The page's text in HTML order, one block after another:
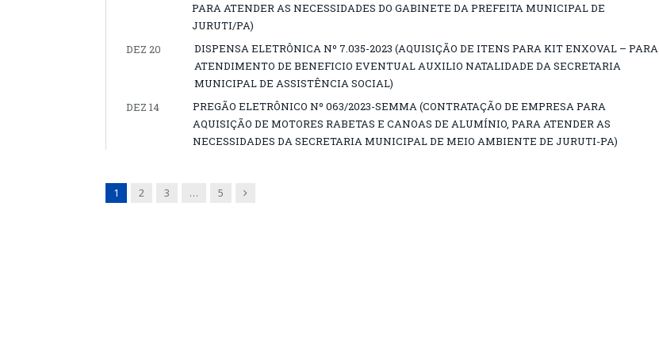
PARA ATENDER AS NECESSIDADES DO GABINETE DA PREFEITA MUNICIPAL DE
JURUTI/PA)
DEZ 20
DISPENSA ELETRÔNICA Nº 7.035-2023 (AQUISIÇÃO DE ITENS PARA KIT ENXOVAL – PARA
ATENDIMENTO DE BENEFICIO EVENTUAL AUXILIO NATALIDADE DA SECRETARIA
MUNICIPAL DE ASSISTÊNCIA SOCIAL)
DEZ 14
PREGÃO ELETRÔNICO Nº 063/2023-SEMMA (CONTRATAÇÃO DE EMPRESA PARA
AQUISIÇÃO DE MOTORES RABETAS E CANOAS DE ALUMÍNIO, PARA ATENDER AS
NECESSIDADES DA SECRETARIA MUNICIPAL DE MEIO AMBIENTE DE JURUTI-PA)
1 2 3 … 5 Next